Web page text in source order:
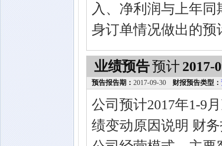
入、净利润与上年
身订单情况做出的
业绩预告预计 2017-
预告报告期： 2017-09-30 财报预告类型：
公司预计2017年1-9
绩变动原因说明 财